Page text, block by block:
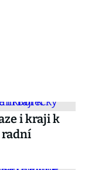
i kraji k
radní